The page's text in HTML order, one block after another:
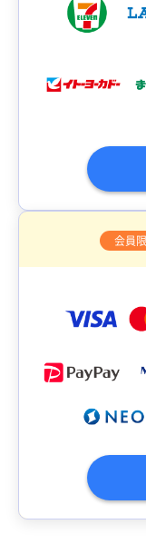
会員